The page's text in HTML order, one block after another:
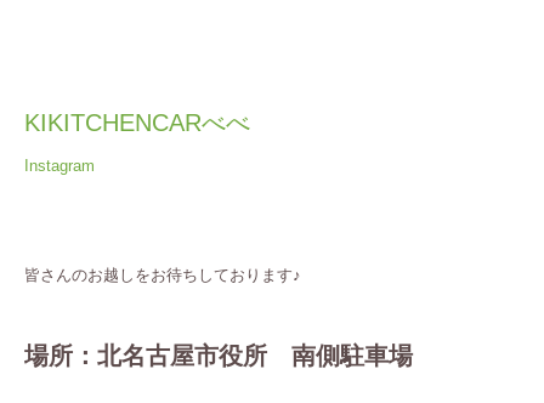
KIKITCHENCARべべ
Instagram
皆さんのお越しをお待ちしております♪
場所：北名古屋市役所 南側駐車場